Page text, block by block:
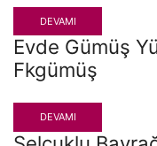
DEVAMI
Evde Gümüş
Fkgümüş
DEVAMI